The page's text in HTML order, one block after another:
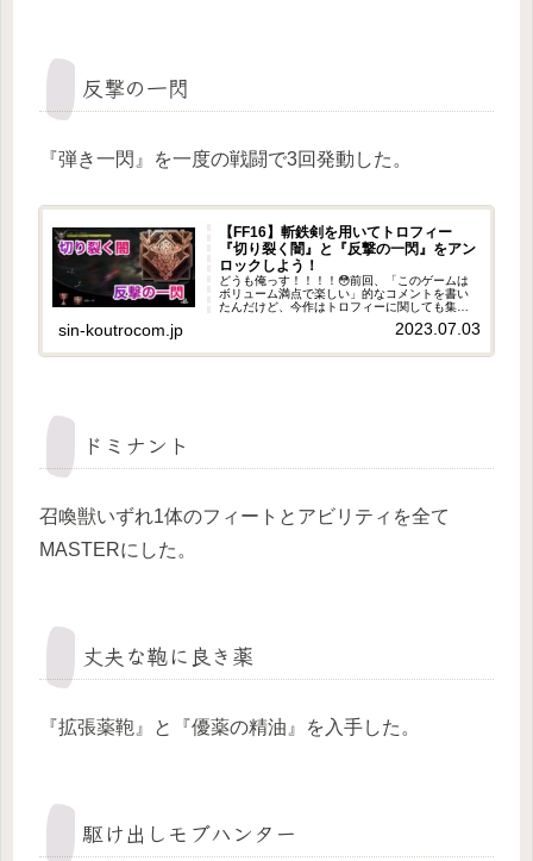
反撃の一閃
『弾き一閃』を一度の戦闘で3回発動した。
【FF16】斬鉄剣を用いてトロフィー
『切り裂く闇』と『反撃の一閃』をアン
ロックしよう！
どうも俺っす！！！！😳前回、「このゲームは
ボリューム満点で楽しい」的なコメントを書い
たんだけど、今作はトロフィーに関しても集め
召喚獣固有のアビリティを駆使してアンロック
sin-koutrocom.jp 2023.07.03
ドミナント
召喚獣いずれ1体のフィートとアビリティを全て
MASTERにした。
丈夫な鞄に良き薬
『拡張薬鞄』と『優薬の精油』を入手した。
駆け出しモブハンター